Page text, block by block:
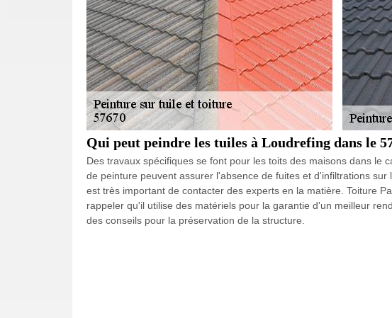
Qui peut peindre les tuiles à Loudrefing dans le
Des travaux spécifiques se font pour les toits des maisons dans le
de peinture peuvent assurer l'absence de fuites et d'infiltrations
est très important de contacter des experts en la matière. Toiture
rappeler qu'il utilise des matériels pour la garantie d'un meilleur
des conseils pour la préservation de la structure.